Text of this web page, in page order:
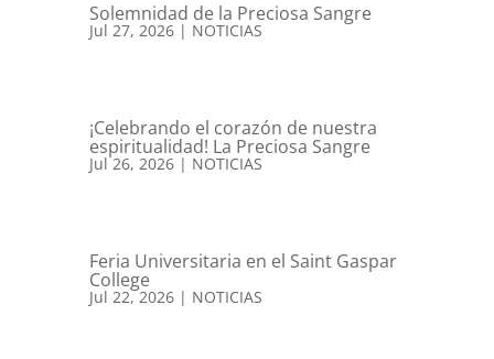
Solemnidad de la Preciosa Sangre
Jul 27, 2026| NOTICIAS
¡Celebrando el corazón de nuestra
espiritualidad! La Preciosa Sangre
Jul 26, 2026| NOTICIAS
Feria Universitaria en el Saint Gaspar
College
Jul 22, 2026| NOTICIAS